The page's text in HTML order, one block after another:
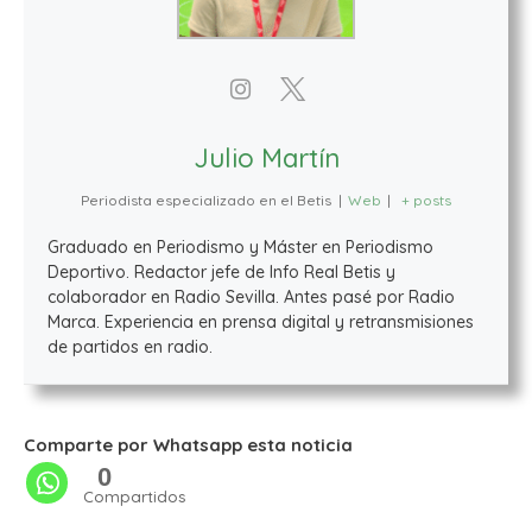
Julio Martín
Periodista especializado en el Betis | Web | + posts
Graduado en Periodismo y Máster en Periodismo
Deportivo. Redactor jefe de Info Real Betis y
colaborador en Radio Sevilla. Antes pasé por Radio
Marca. Experiencia en prensa digital y retransmisiones
de partidos en radio.
Comparte por Whatsapp esta noticia
0
Compartidos